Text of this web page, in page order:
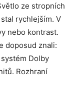
ze stropních
rychlejším. V
nebo kontrast.
doposud znali:
Dolby
Rozhraní